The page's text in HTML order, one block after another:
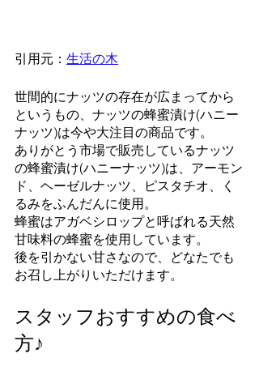
引用元： 生活の木
世間的にナッツの存在が広まってから
というもの、ナッツの蜂蜜漬け(ハニー
ナッツ)は今や大注目の商品です。
ありがとう市場で販売しているナッツ
の蜂蜜漬け(ハニーナッツ)は、アーモン
ド、ヘーゼルナッツ、ピスタチオ、く
るみをふんだんに使用。
蜂蜜はアガベシロップと呼ばれる天然
甘味料の蜂蜜を使用しています。
後を引かない甘さなので、どなたでも
お召し上がりいただけます。
スタッフおすすめの食べ
方♪